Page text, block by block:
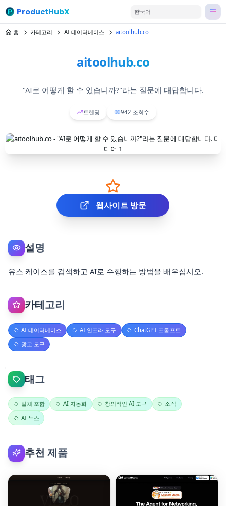
ProductHubX 한국어
홈 카테고리 AI 데이터베이스 aitoolhub.co
aitoolhub.co
"AI로 어떻게 할 수 있습니까?"라는 질문에 대답합니다.
트렌딩 942 조회수
웹사이트 방문
설명
유스 케이스를 검색하고 AI로 수행하는 방법을 배우십시오.
카테고리
AI 데이터베이스 AI 인프라 도구
ChatGPT 프롬프트
광고 도구
태그
일체 포함 AI 자동화 창의적인 AI 도구
소식
AI 뉴스
추천 제품